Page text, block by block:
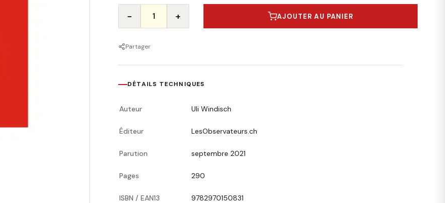
− + AJOUTER AU PANIER
Partager
DÉTAILS TECHNIQUES
Auteur Uli Windisch
Éditeur LesObservateurs.ch
Parution septembre 2021
Pages 290
ISBN / EAN13 9782970150831